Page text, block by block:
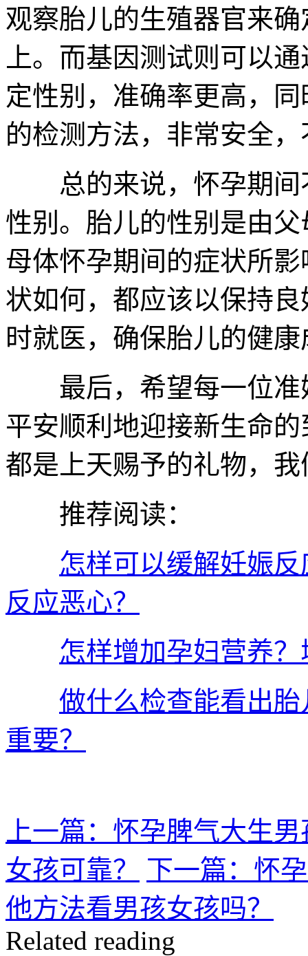
观察胎儿的生殖器官来
上。而基因测试则可以
定性别，准确率更高，
的检测方法，非常安全
总的来说，怀孕期间
性别。胎儿的性别是由
母体怀孕期间的症状所
状如何，都应该以保持
时就医，确保胎儿的健
最后，希望每一位准
平安顺利地迎接新生命
都是上天赐予的礼物，
推荐阅读：
怎样可以缓解妊娠
反应恶心？
怎样增加孕妇营养
做什么检查能看出
重要？
上一篇：怀孕脾气大生
女孩可靠？
下一篇：怀
他方法看男孩女孩吗？
Related reading